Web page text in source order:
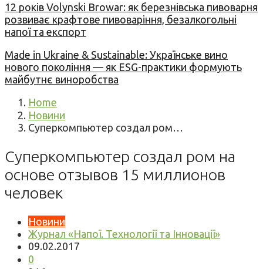
12 років Volynski Browar: як березнівська пивоварня
розвиває крафтове пивоваріння, безалкогольні
напої та експорт
Made in Ukraine & Sustainable: Українське вино
нового покоління — як ESG-практики формують
майбутнє виноробства
Home
Новини
Суперкомпьютер создал ром…
Суперкомпьютер создал ром на
основе отзывов 15 миллионов
человек
Новини
Журнал «Напої. Технології та Інновації»
09.02.2017
0